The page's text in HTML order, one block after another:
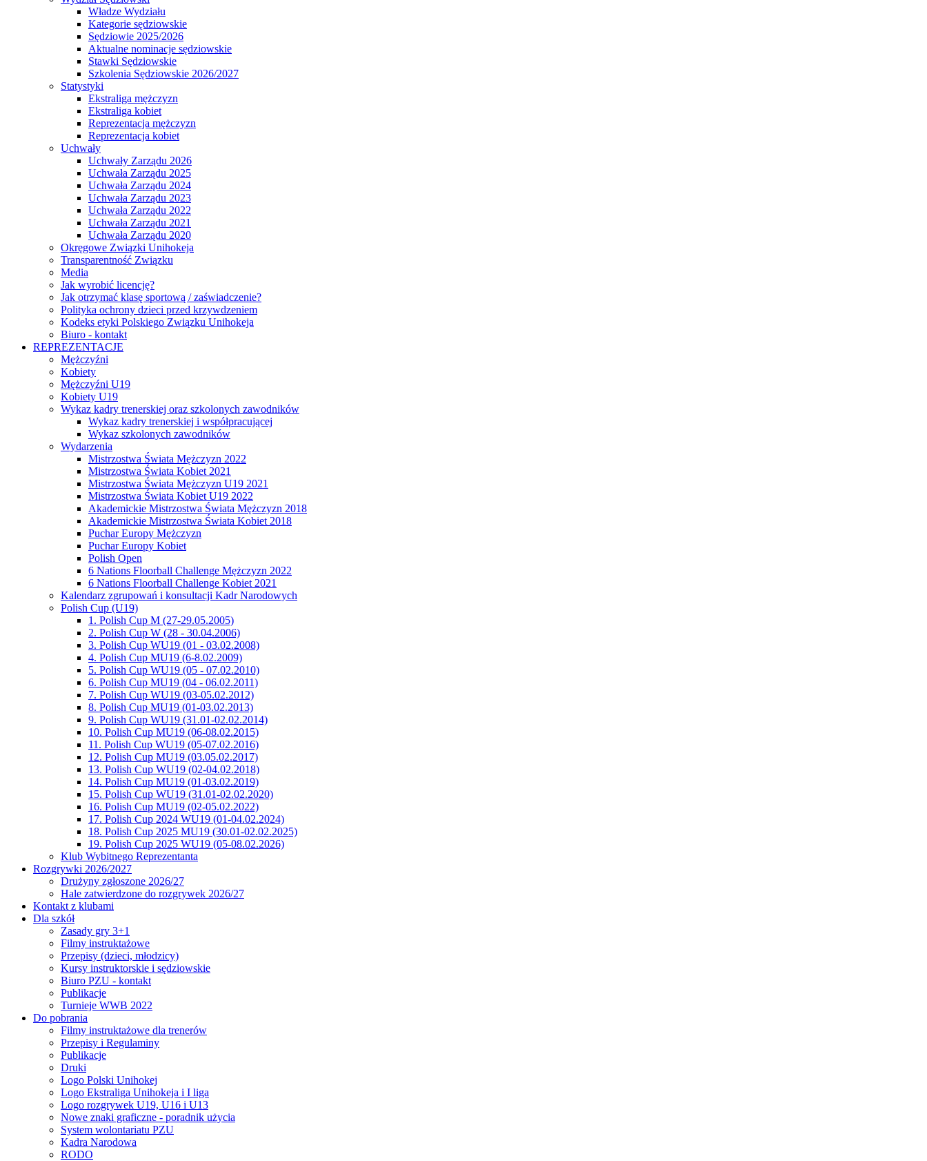
Władze Wydziału
Kategorie sędziowskie
Sędziowie 2025/2026
Aktualne nominacje sędziowskie
Stawki Sędziowskie
Szkolenia Sędziowskie 2026/2027
Statystyki
Ekstraliga mężczyzn
Ekstraliga kobiet
Reprezentacja mężczyzn
Reprezentacja kobiet
Uchwały
Uchwały Zarządu 2026
Uchwała Zarządu 2025
Uchwała Zarządu 2024
Uchwała Zarządu 2023
Uchwała Zarządu 2022
Uchwała Zarządu 2021
Uchwała Zarządu 2020
Okręgowe Związki Unihokeja
Transparentność Związku
Media
Jak wyrobić licencję?
Jak otrzymać klasę sportową / zaświadczenie?
Polityka ochrony dzieci przed krzywdzeniem
Kodeks etyki Polskiego Związku Unihokeja
Biuro - kontakt
REPREZENTACJE
Mężczyźni
Kobiety
Mężczyźni U19
Kobiety U19
Wykaz kadry trenerskiej oraz szkolonych zawodników
Wykaz kadry trenerskiej i współpracującej
Wykaz szkolonych zawodników
Wydarzenia
Mistrzostwa Świata Mężczyzn 2022
Mistrzostwa Świata Kobiet 2021
Mistrzostwa Świata Mężczyzn U19 2021
Mistrzostwa Świata Kobiet U19 2022
Akademickie Mistrzostwa Świata Mężczyzn 2018
Akademickie Mistrzostwa Świata Kobiet 2018
Puchar Europy Mężczyzn
Puchar Europy Kobiet
Polish Open
6 Nations Floorball Challenge Mężczyzn 2022
6 Nations Floorball Challenge Kobiet 2021
Kalendarz zgrupowań i konsultacji Kadr Narodowych
Polish Cup (U19)
1. Polish Cup M (27-29.05.2005)
2. Polish Cup W (28 - 30.04.2006)
3. Polish Cup WU19 (01 - 03.02.2008)
4. Polish Cup MU19 (6-8.02.2009)
5. Polish Cup WU19 (05 - 07.02.2010)
6. Polish Cup MU19 (04 - 06.02.2011)
7. Polish Cup WU19 (03-05.02.2012)
8. Polish Cup MU19 (01-03.02.2013)
9. Polish Cup WU19 (31.01-02.02.2014)
10. Polish Cup MU19 (06-08.02.2015)
11. Polish Cup WU19 (05-07.02.2016)
12. Polish Cup MU19 (03.05.02.2017)
13. Polish Cup WU19 (02-04.02.2018)
14. Polish Cup MU19 (01-03.02.2019)
15. Polish Cup WU19 (31.01-02.02.2020)
16. Polish Cup MU19 (02-05.02.2022)
17. Polish Cup 2024 WU19 (01-04.02.2024)
18. Polish Cup 2025 MU19 (30.01-02.02.2025)
19. Polish Cup 2025 WU19 (05-08.02.2026)
Klub Wybitnego Reprezentanta
Rozgrywki 2026/2027
Drużyny zgłoszone 2026/27
Hale zatwierdzone do rozgrywek 2026/27
Kontakt z klubami
Dla szkół
Zasady gry 3+1
Filmy instruktażowe
Przepisy (dzieci, młodzicy)
Kursy instruktorskie i sędziowskie
Biuro PZU - kontakt
Publikacje
Turnieje WWB 2022
Do pobrania
Filmy instruktażowe dla trenerów
Przepisy i Regulaminy
Publikacje
Druki
Logo Polski Unihokej
Logo Ekstraliga Unihokeja i I liga
Logo rozgrywek U19, U16 i U13
Nowe znaki graficzne - poradnik użycia
System wolontariatu PZU
Kadra Narodowa
RODO